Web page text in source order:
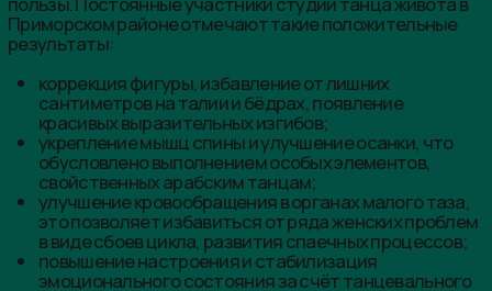
Согласен сполитикой
конфиденциальности
Даюсогласие на обработку персональных
данных